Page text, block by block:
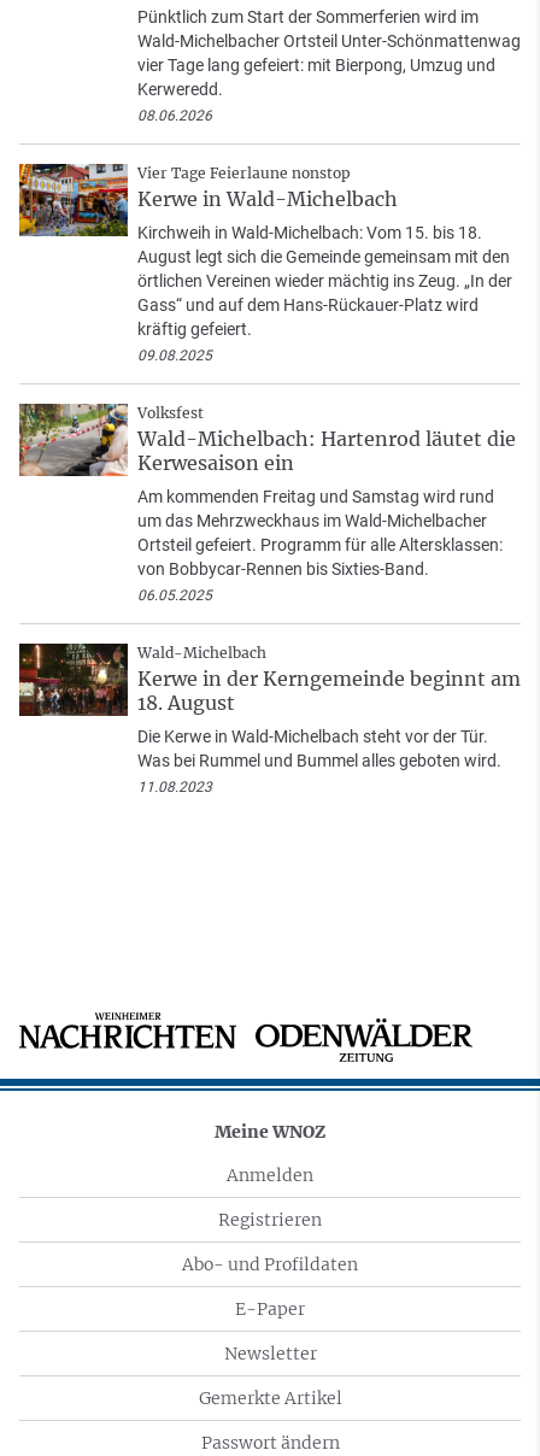
Pünktlich zum Start der Sommerferien wird im
Wald-Michelbacher Ortsteil Unter-Schönmattenwag
vier Tage lang gefeiert: mit Bierpong, Umzug und
Kerweredd.
08.06.2026
Vier Tage Feierlaune nonstop
Kerwe in Wald-Michelbach
Kirchweih in Wald-Michelbach: Vom 15. bis 18.
August legt sich die Gemeinde gemeinsam mit den
örtlichen Vereinen wieder mächtig ins Zeug. „In der
Gass“ und auf dem Hans-Rückauer-Platz wird
kräftig gefeiert.
09.08.2025
Volksfest
Wald-Michelbach: Hartenrod läutet die
Kerwesaison ein
Am kommenden Freitag und Samstag wird rund
um das Mehrzweckhaus im Wald-Michelbacher
Ortsteil gefeiert. Programm für alle Altersklassen:
von Bobbycar-Rennen bis Sixties-Band.
06.05.2025
Wald-Michelbach
Kerwe in der Kerngemeinde beginnt am
18. August
Die Kerwe in Wald-Michelbach steht vor der Tür.
Was bei Rummel und Bummel alles geboten wird.
11.08.2023
Meine WNOZ
Anmelden
Registrieren
Abo- und Profildaten
E-Paper
Newsletter
Gemerkte Artikel
Passwort ändern